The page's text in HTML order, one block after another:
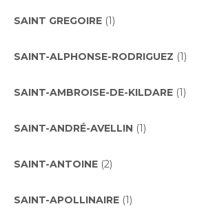
SAINT GREGOIRE (1)
SAINT-ALPHONSE-RODRIGUEZ (1)
SAINT-AMBROISE-DE-KILDARE (1)
SAINT-ANDRÉ-AVELLIN (1)
SAINT-ANTOINE (2)
SAINT-APOLLINAIRE (1)